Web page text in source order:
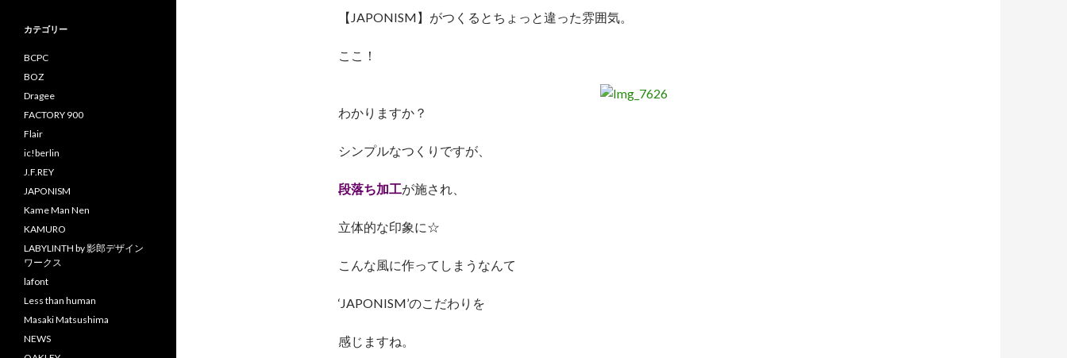
【JAPONISM】がつくるとちょっと違った雰囲気。
ここ！
わかりますか？
シンプルなつくりですが、
段落ち加工が施され、
立体的な印象に☆
こんな風に作ってしまうなんて
‘JAPONISM’のこだわりを
感じますね。
カテゴリー
BCPC
BOZ
Dragee
FACTORY 900
Flair
ic!berlin
J.F.REY
JAPONISM
Kame Man Nen
KAMURO
LABYLINTH by 影郎デザイン
ワークス
lafont
Less than human
Masaki Matsushima
NEWS